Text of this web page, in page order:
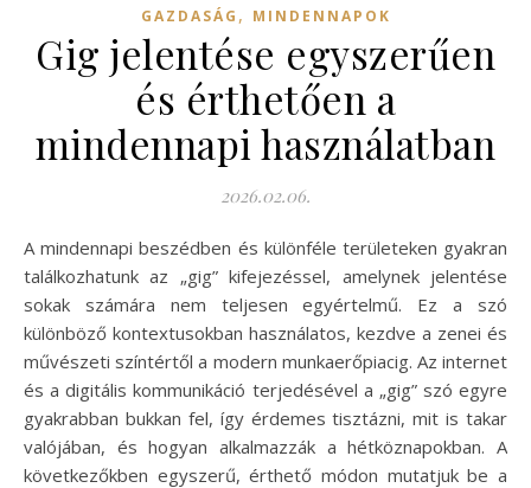
GAZDASÁG , MINDENNAPOK
Gig jelentése egyszerűen
és érthetően a
mindennapi használatban
2026.02.06.
A mindennapi beszédben és különféle területeken gyakran
találkozhatunk az „gig” kifejezéssel, amelynek jelentése
sokak számára nem teljesen egyértelmű. Ez a szó
különböző kontextusokban használatos, kezdve a zenei és
művészeti színtértől a modern munkaerőpiacig. Az internet
és a digitális kommunikáció terjedésével a „gig” szó egyre
gyakrabban bukkan fel, így érdemes tisztázni, mit is takar
valójában, és hogyan alkalmazzák a hétköznapokban. A
következőkben egyszerű, érthető módon mutatjuk be a